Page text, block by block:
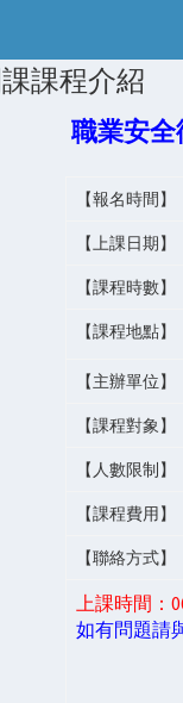
課程介紹
職業安
【報名時間】
【上課日期】
【課程時數】
【課程地點】
【主辦單位】
【課程對象】
【人數限制】
【課程費用】
【聯絡方式】
上課時間：
如有問題請